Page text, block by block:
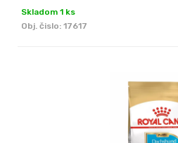
Skladom 1 ks
Obj. čislo: 17617